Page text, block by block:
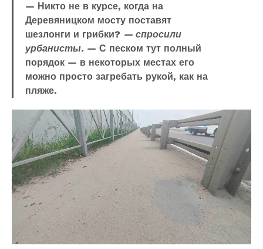
— Никто не в курсе, когда на
Деревяницком мосту поставят
шезлонги и грибки? — спросили
урбанисты. — С песком тут полный
порядок — в некоторых местах его
можно просто загребать рукой, как на
пляже.